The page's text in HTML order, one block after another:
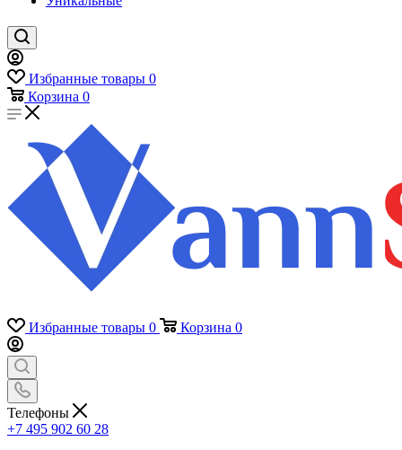
Избранные товары 0
Корзина 0
Избранные товары 0 Корзина 0
Телефоны
+7 495 902 60 28